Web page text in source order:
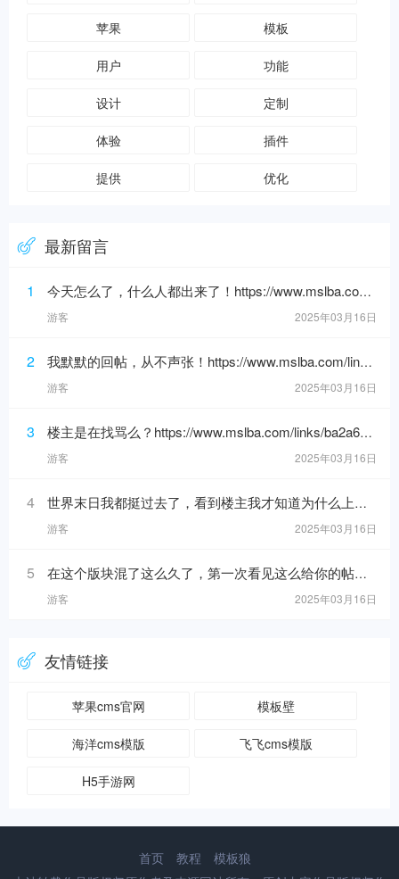
苹果 模板
用户 功能
设计 定制
体验 插件
提供 优化
最新留言
1 今天怎么了，什么人都出来了！https://www.mslba.com/links/3af3c1666332ddf50565.html
游客 2025年03月16日
2 我默默的回帖，从不声张！https://www.mslba.com/links/de626f18ad3546c7b228.html
游客 2025年03月16日
3 楼主是在找骂么？https://www.mslba.com/links/ba2a6192088e25bf881b.html
游客 2025年03月16日
4 世界末日我都挺过去了，看到楼主我才知道为什么上帝留我到现在！https://www.mslba.com/links/eec9a0c20149ccd68621.h
游客 2025年03月16日
5 在这个版块混了这么久了，第一次看见这么给你的帖子！https://www.mslba.com/links/5716dc8b40da881ab332.html
游客 2025年03月16日
友情链接
苹果cms官网 模板壁
海洋cms模版 飞飞cms模版
H5手游网
首页 教程
模板狼